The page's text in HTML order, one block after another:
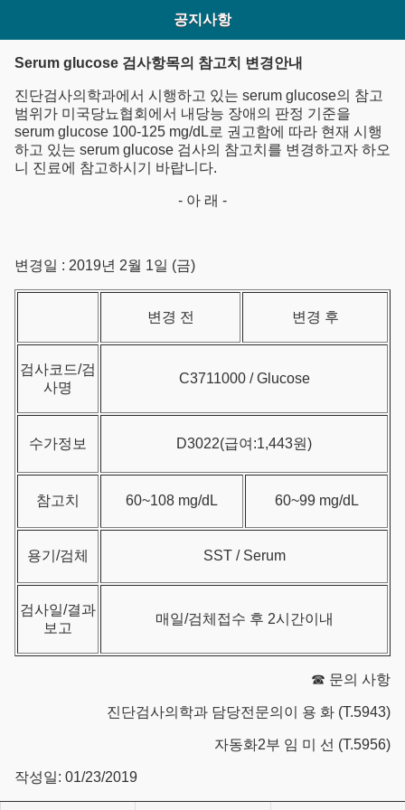
공지사항
Serum glucose 검사항목의 참고치 변경안내
진단검사의학과에서 시행하고 있는 serum glucose의 참고
범위가 미국당뇨협회에서 내당능 장애의 판정 기준을
serum glucose 100-125 mg/dL로 권고함에 따라 현재 시행
하고 있는 serum glucose 검사의 참고치를 변경하고자 하오
니 진료에 참고하시기 바랍니다.
- 아 래 -
변경일 : 2019년 2월 1일 (금)
변경 전 변경 후
검사코드/검
사명
C3711000 / Glucose
수가정보 D3022(급여:1,443원)
참고치 60~108 mg/dL 60~99 mg/dL
용기/검체 SST / Serum
검사일/결과
보고
매일/검체접수 후 2시간이내
☎ 문의 사항
진단검사의학과 담당전문의이 용 화 (T.5943)
자동화2부 임 미 선 (T.5956)
작성일: 01/23/2019